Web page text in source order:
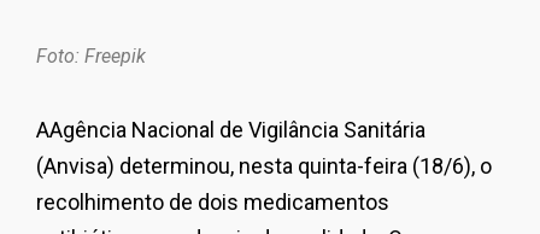
Foto: Freepik
AAgência Nacional de Vigilância Sanitária
(Anvisa) determinou, nesta quinta-feira (18/6), o
recolhimento de dois medicamentos